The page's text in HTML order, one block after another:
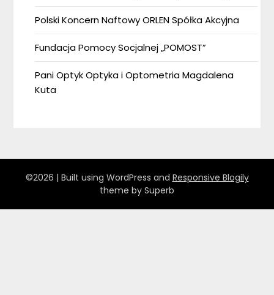
Polski Koncern Naftowy ORLEN Spółka Akcyjna
Fundacja Pomocy Socjalnej „POMOST”
Pani Optyk Optyka i Optometria Magdalena
Kuta
©2026 | Built using WordPress and Responsive Blogily
theme by Superb